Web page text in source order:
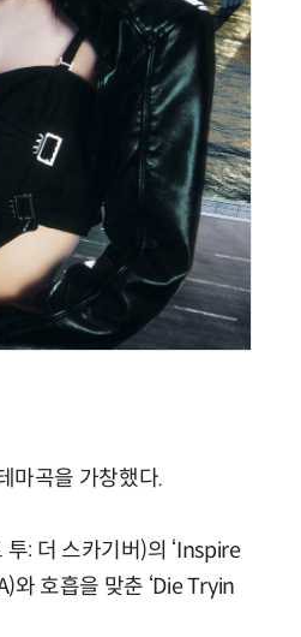
마곡을 가창했다.
: 더 스카기버)의 ‘Inspire
와 호흡을 맞춘 ‘Die Tryin